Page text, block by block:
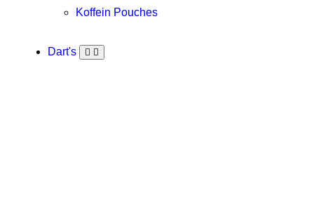
Koffein Pouches
Dart's